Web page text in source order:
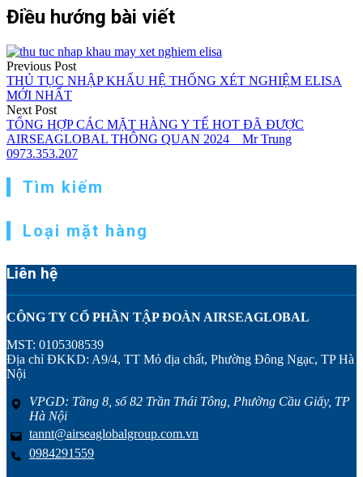
Điều hướng bài viết
Previous Post
THỦ TỤC NHẬP KHẨU HỆ THỐNG XÉT NGHIỆM ELISA
MỚI NHẤT
Next Post
TỔNG HỢP CÁC MẶT HÀNG Y TẾ HOT ĐÃ ĐƯỢC
AIRSEAGLOBAL THÔNG QUAN 2024 _ Mr Trung
0973.353.207
Tìm kiếm
Loại mặt hàng
Liên hệ
CÔNG TY CỔ PHẦN TẬP ĐOÀN AIRSEAGLOBAL
MST: 0105308539
Địa chỉ ĐKKD: A9/4, TT Mỏ địa chất, Phường Đông Ngạc, TP Hà
Nội
VPGD: Tầng 8, số 82 Trần Thái Tông, Phường Cầu Giấy, TP
Hà Nội
tannt@airseaglobalgroup.com.vn
0984291559